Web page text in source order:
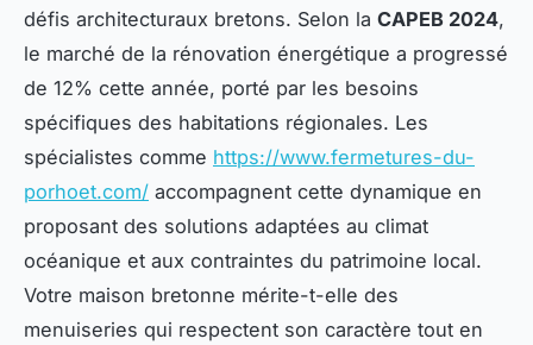
défis architecturaux bretons. Selon la CAPEB 2024,
le marché de la rénovation énergétique a progressé
de 12% cette année, porté par les besoins
spécifiques des habitations régionales. Les
spécialistes comme https://www.fermetures-du-
porhoet.com/ accompagnent cette dynamique en
proposant des solutions adaptées au climat
océanique et aux contraintes du patrimoine local.
Votre maison bretonne mérite-t-elle des
menuiseries qui respectent son caractère tout en